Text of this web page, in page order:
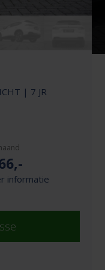
| 7 JR
,-
informatie